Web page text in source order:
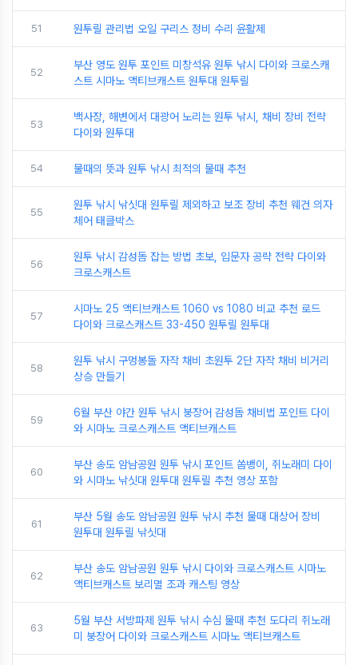
51 원투릴 관리법 오일 구리스 정비 수리 윤활제
52
부산 영도 원투 포인트 미창석유 원투 낚시 다이와 크로스캐
스트 시마노 액티브캐스트 원투대 원투릴
53
백사장, 해변에서 대광어 노리는 원투 낚시, 채비 장비 전략
다이와 원투대
54 물때의 뜻과 원투 낚시 최적의 물때 추천
55
원투 낚시 낚싯대 원투릴 제외하고 보조 장비 추천 웨건 의자
체어 태클박스
56
원투 낚시 감성돔 잡는 방법 초보, 입문자 공략 전략 다이와
크로스캐스트
57
시마노 25 액티브캐스트 1060 vs 1080 비교 추천 로드
다이와 크로스캐스트 33-450 원투릴 원투대
58
원투 낚시 구멍봉돌 자작 채비 초원투 2단 자작 채비 비거리
상승 만들기
59
6월 부산 야간 원투 낚시 붕장어 감성돔 채비법 포인트 다이
와 시마노 크로스캐스트 액티브캐스트
60
부산 송도 암남공원 원투 낚시 포인트 쏨뱅이, 쥐노래미 다이
와 시마노 낚싯대 원투대 원투릴 추천 영상 포함
61
부산 5월 송도 암남공원 원투 낚시 추천 물때 대상어 장비
원투대 원투릴 낚싯대
62
부산 송도 암남공원 원투 낚시 다이와 크로스캐스트 시마노
액티브캐스트 보리멸 조과 캐스팅 영상
63
5월 부산 서방파제 원투 낚시 수심 물때 추천 도다리 쥐노래
미 붕장어 다이와 크로스캐스트 시마노 액티브캐스트